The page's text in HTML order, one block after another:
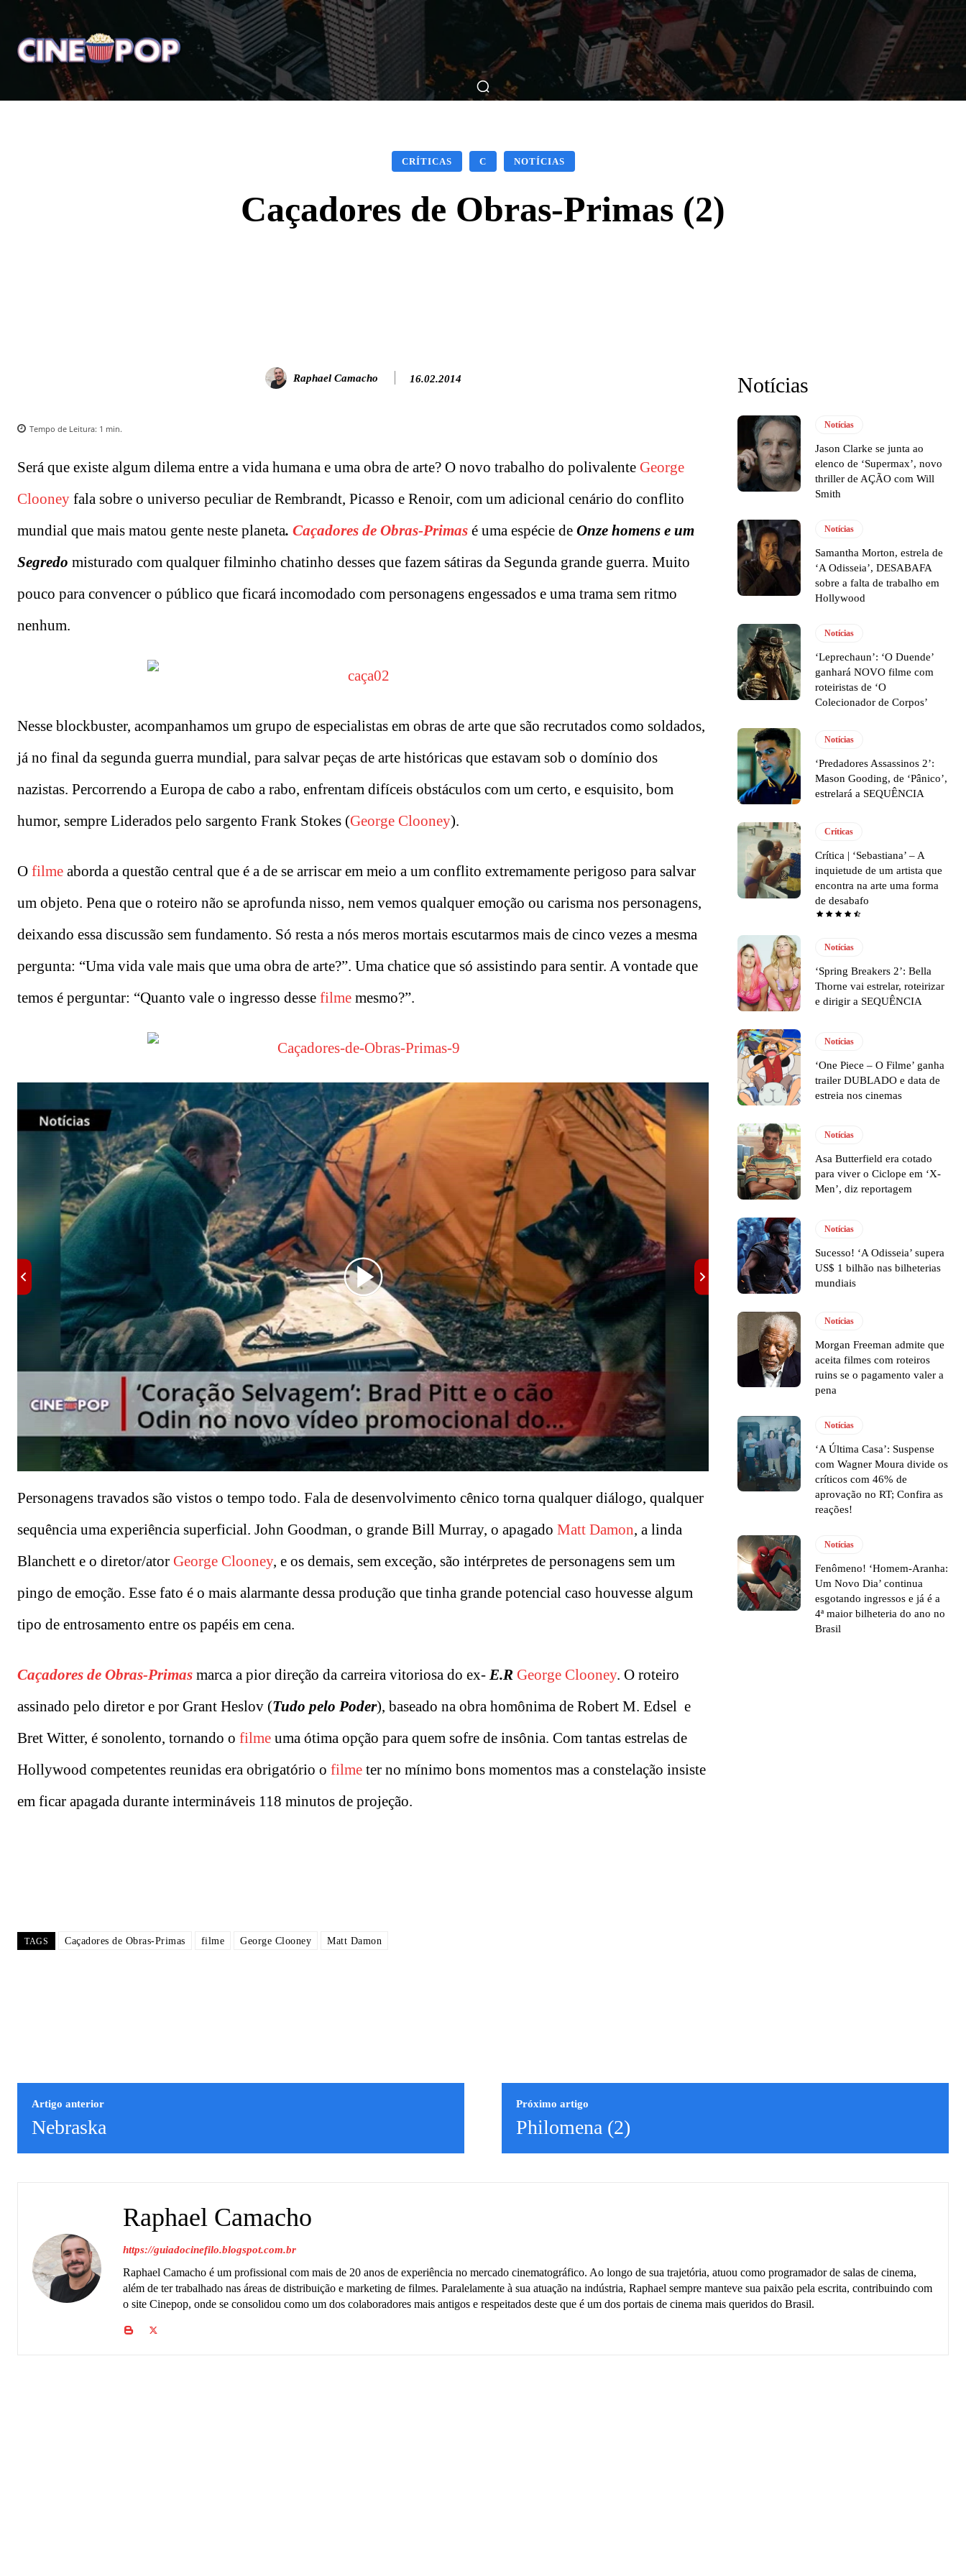
Home Notícias Críticas Breve Nos Cinemas Matérias Nos Cinemas Filmes Séries Música Gênero
CRÍTICAS C NOTÍCIAS
Caçadores de Obras-Primas (2)
Raphael Camacho 16.02.2014
Tempo de Leitura: 1 min.
Será que existe algum dilema entre a vida humana e uma obra de arte? O novo trabalho do polivalente George
Clooney fala sobre o universo peculiar de Rembrandt, Picasso e Renoir, com um adicional cenário do conflito
mundial que mais matou gente neste planeta. Caçadores de Obras-Primas é uma espécie de Onze homens e um
Segredo misturado com qualquer filminho chatinho desses que fazem sátiras da Segunda grande guerra. Muito
pouco para convencer o público que ficará incomodado com personagens engessados e uma trama sem ritmo
nenhum.
Nesse blockbuster, acompanhamos um grupo de especialistas em obras de arte que são recrutados como soldados,
já no final da segunda guerra mundial, para salvar peças de arte históricas que estavam sob o domínio dos
nazistas. Percorrendo a Europa de cabo a rabo, enfrentam difíceis obstáculos com um certo, e esquisito, bom
humor, sempre Liderados pelo sargento Frank Stokes (George Clooney).
O filme aborda a questão central que é a de se arriscar em meio a um conflito extremamente perigoso para salvar
um objeto. Pena que o roteiro não se aprofunda nisso, nem vemos qualquer emoção ou carisma nos personagens,
deixando essa discussão sem fundamento. Só resta a nós meros mortais escutarmos mais de cinco vezes a mesma
pergunta: “Uma vida vale mais que uma obra de arte?”. Uma chatice que só assistindo para sentir. A vontade que
temos é perguntar: “Quanto vale o ingresso desse filme mesmo?”.
00:00 /01:00
Personagens travados são vistos o tempo todo. Fala de desenvolvimento cênico torna qualquer diálogo, qualquer
sequência uma experiência superficial. John Goodman, o grande Bill Murray, o apagado Matt Damon, a linda
Blanchett e o diretor/ator George Clooney, e os demais, sem exceção, são intérpretes de personagens sem um
pingo de emoção. Esse fato é o mais alarmante dessa produção que tinha grande potencial caso houvesse algum
tipo de entrosamento entre os papéis em cena.
Caçadores de Obras-Primas marca a pior direção da carreira vitoriosa do ex- E.R George Clooney. O roteiro
assinado pelo diretor e por Grant Heslov (Tudo pelo Poder), baseado na obra homônima de Robert M. Edsel e
Bret Witter, é sonolento, tornando o filme uma ótima opção para quem sofre de insônia. Com tantas estrelas de
Hollywood competentes reunidas era obrigatório o filme ter no mínimo bons momentos mas a constelação insiste
em ficar apagada durante intermináveis 118 minutos de projeção.
TAGS Caçadores de Obras-Primas filme George Clooney Matt Damon
Notícias
Notícias
Jason Clarke se junta ao
elenco de ‘Supermax’, novo
thriller de AÇÃO com Will
Smith
Notícias
Samantha Morton, estrela de
‘A Odisseia’, DESABAFA
sobre a falta de trabalho em
Hollywood
Notícias
‘Leprechaun’: ‘O Duende’
ganhará NOVO filme com
roteiristas de ‘O
Colecionador de Corpos’
Notícias
‘Predadores Assassinos 2’:
Mason Gooding, de ‘Pânico’,
estrelará a SEQUÊNCIA
Críticas
Crítica | ‘Sebastiana’ – A
inquietude de um artista que
encontra na arte uma forma
de desabafo
Notícias
‘Spring Breakers 2’: Bella
Thorne vai estrelar, roteirizar
e dirigir a SEQUÊNCIA
Notícias
‘One Piece – O Filme’ ganha
trailer DUBLADO e data de
estreia nos cinemas
Notícias
Asa Butterfield era cotado
para viver o Ciclope em ‘X-
Men’, diz reportagem
Notícias
Sucesso! ‘A Odisseia’ supera
US$ 1 bilhão nas bilheterias
mundiais
Notícias
Morgan Freeman admite que
aceita filmes com roteiros
ruins se o pagamento valer a
pena
Notícias
‘A Última Casa’: Suspense
com Wagner Moura divide os
críticos com 46% de
aprovação no RT; Confira as
reações!
Notícias
Fenômeno! ‘Homem-Aranha:
Um Novo Dia’ continua
esgotando ingressos e já é a
4ª maior bilheteria do ano no
Brasil
Artigo anterior
Nebraska
Próximo artigo
Philomena (2)
Raphael Camacho
https://guiadocinefilo.blogspot.com.br
Raphael Camacho é um profissional com mais de 20 anos de experiência no mercado cinematográfico. Ao longo de sua trajetória, atuou como programador de salas de cinema,
além de ter trabalhado nas áreas de distribuição e marketing de filmes. Paralelamente à sua atuação na indústria, Raphael sempre manteve sua paixão pela escrita, contribuindo com
o site Cinepop, onde se consolidou como um dos colaboradores mais antigos e respeitados deste que é um dos portais de cinema mais queridos do Brasil.